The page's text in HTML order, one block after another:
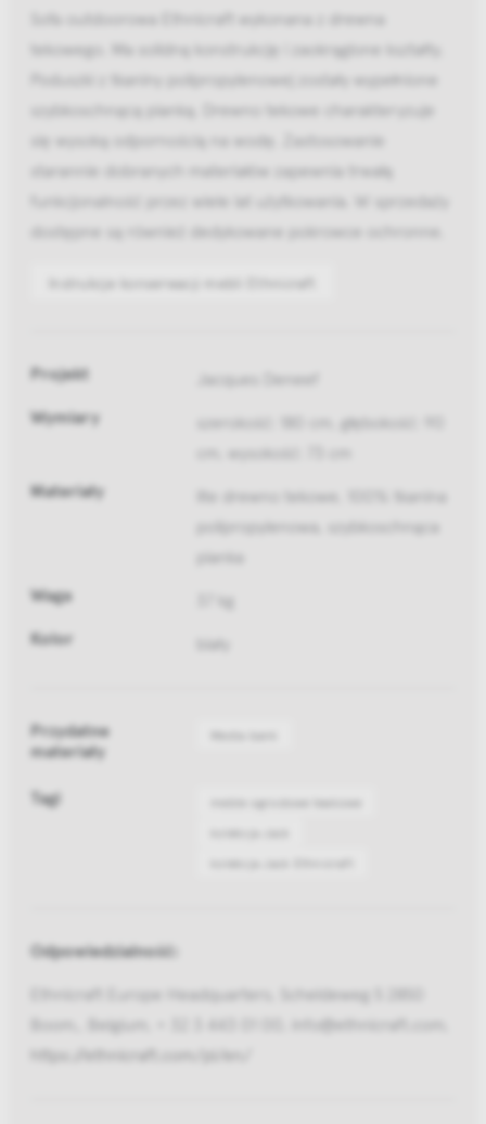
Sofa outdoorowa Ethnicraft wykonana z drewna
tekowego. Ma solidną konstrukcję i zaokrąglone kształty.
Poduszki z tkaniny polipropylenowej zostały wypełnione
szybkoschnącą pianką. Drewno tekowe charakteryzuje
się wysoką odpornością na wodę. Zastosowanie
starannie dobranych materiałów zapewnia trwałą
funkcjonalność przez wiele lat użytkowania. W sprzedaży
dostępne są również dedykowane pokrowce ochronne.
Instrukcje konserwacji mebli Ethnicraft
Projekt Jacques Deneef
Wymiary
szerokość: 180 cm, głębokość: 90
cm, wysokość: 73 cm
Materiały
lite drewno tekowe, 100% tkanina
polipropylenowa, szybkoschnąca
pianka
Waga 37 kg
Kolor biały
Przydatne
materiały
Media bank
Tagi
meble ogrodowe teakowe
kolekcja Jack
kolekcja Jack Ethnicraft
Odpowiedzialność:
Ethnicraft Europe Headquarters, Scheldeweg 5 2850
Boom,, Belgium, + 32 3 443 01 00, info@ethnicraft.com,
https://ethnicraft.com/pl/en/